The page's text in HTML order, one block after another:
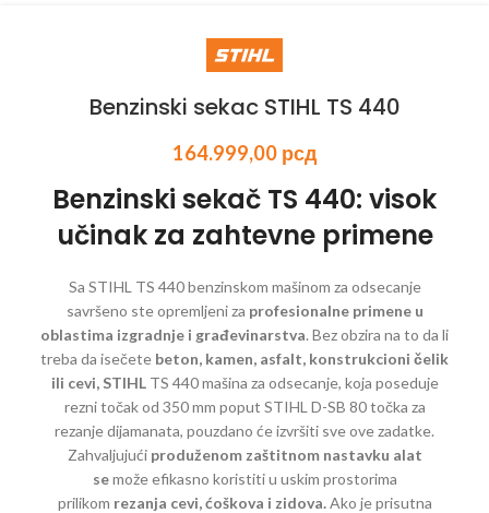
Benzinski sekac STIHL TS 440
164.999,00 рсд
Benzinski sekač TS 440: visok
učinak za zahtevne primene
Sa STIHL TS 440 benzinskom mašinom za odsecanje
savršeno ste opremljeni za profesionalne primene u
oblastima izgradnje i građevinarstva. Bez obzira na to da li
treba da isečete beton, kamen, asfalt, konstrukcioni čelik
ili cevi, STIHLTS 440 mašina za odsecanje, koja poseduje
rezni točak od 350 mm poput STIHL D-SB 80 točka za
rezanje dijamanata, pouzdano će izvršiti sve ove zadatke.
Zahvaljujući produženom zaštitnom nastavku alat
semože efikasno koristiti u uskim prostorima
prilikom rezanja cevi, ćoškova i zidova.Ako je prisutna